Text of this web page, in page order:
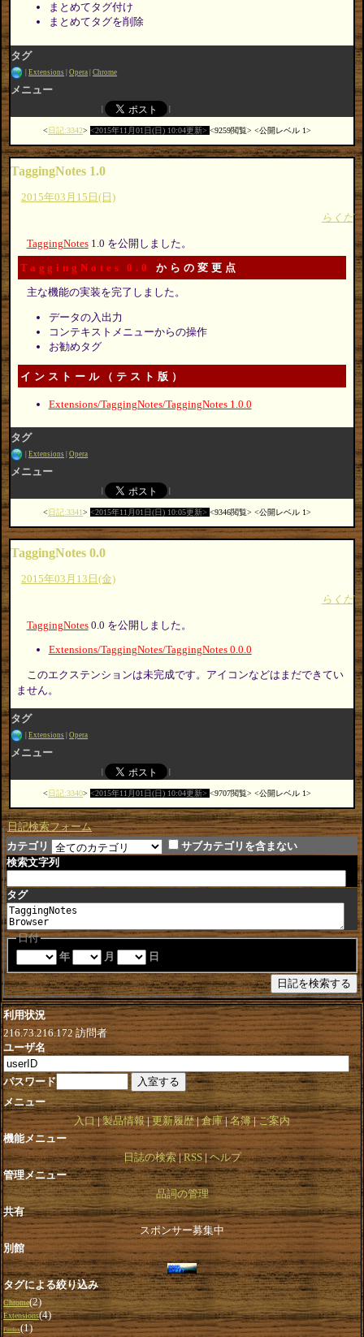
まとめてタグ付け
まとめてタグを削除
タグ
Extensions Opera Chrome
メニュー
日記:3342 2015年11月01日(日) 10:04更新 9259閲覧 公開レベル 1
TaggingNotes 1.0
2015年03月15日(日)
らくだ
TaggingNotes1.0 を公開しました。
TaggingNotes 0.0 からの変更点
主な機能の実装を完了しました。
データの入出力
コンテキストメニューからの操作
お勧めタグ
インストール（テスト版）
Extensions/TaggingNotes/TaggingNotes 1.0.0
タグ
Extensions Opera
メニュー
日記:3341 2015年11月01日(日) 10:05更新 9346閲覧 公開レベル 1
TaggingNotes 0.0
2015年03月13日(金)
らくだ
TaggingNotes0.0 を公開しました。
Extensions/TaggingNotes/TaggingNotes 0.0.0
このエクステンションは未完成です。アイコンなどはまだできてい
ません。
タグ
Extensions Opera
メニュー
日記:3340 2015年11月01日(日) 10:04更新 9707閲覧 公開レベル 1
日記検索フォーム
カテゴリ
サブカテゴリを含まない
検索文字列
タグ
日付
年
月 日
利用状況
216.73.216.172訪問者
ユーザ名
パスワード
メニュー
入口 製品情報 更新履歴 倉庫 名簿 ご案内
機能メニュー
日誌の検索 RSS ヘルプ
管理メニュー
品詞の管理
共有
スポンサー募集中
別館
タグによる絞り込み
Chrome(2)
Extensions(4)
Firefox(1)